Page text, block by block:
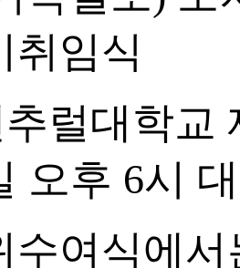
취임식
럴대학교
오후 6시
수여식에